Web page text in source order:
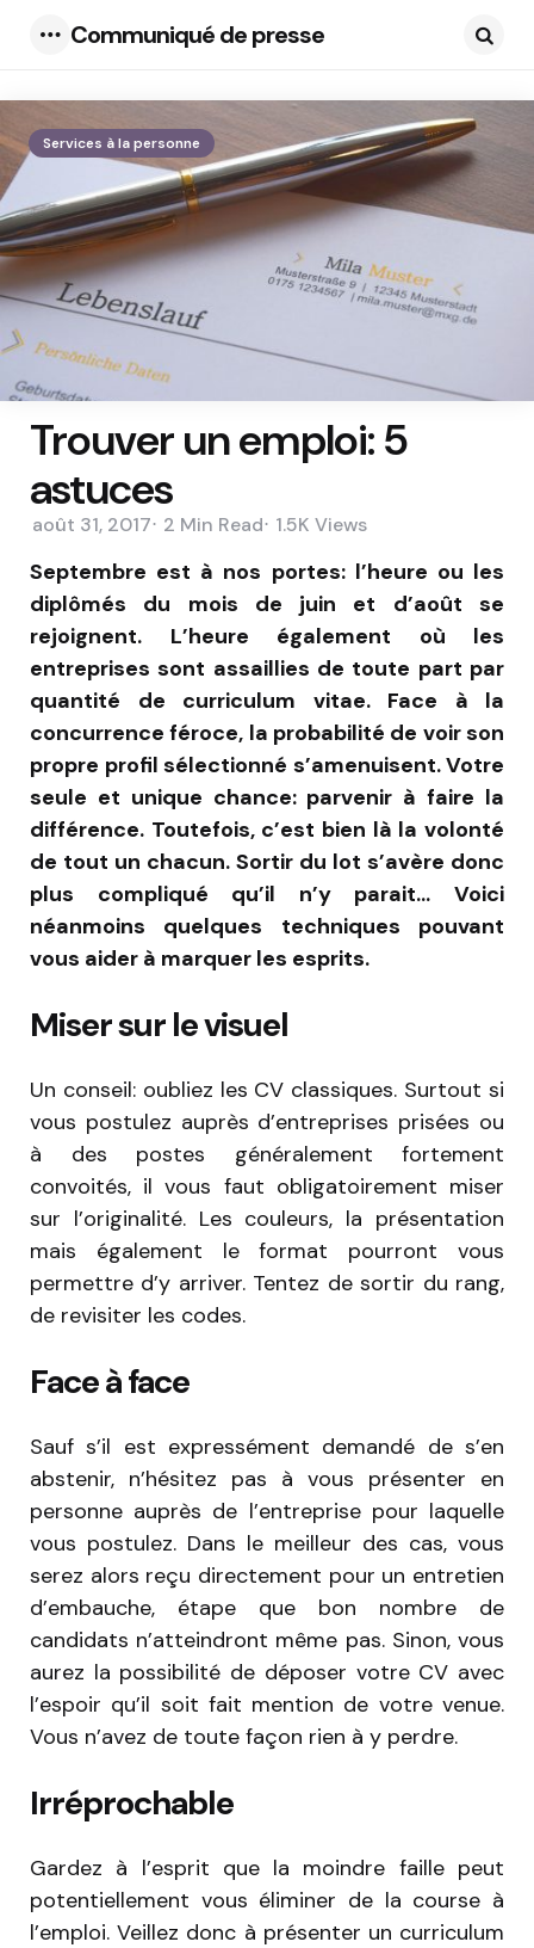
Communiqué de presse
Services à la personne
Trouver un emploi: 5
astuces
août 31, 2017 2 Min Read 1.5K Views
Septembre est à nos portes: l’heure ou les
diplômés du mois de juin et d’août se
rejoignent. L’heure également où les
entreprises sont assaillies de toute part par
quantité de curriculum vitae. Face à la
concurrence féroce, la probabilité de voir son
propre profil sélectionné s’amenuisent. Votre
seule et unique chance: parvenir à faire la
différence. Toutefois, c’est bien là la volonté
de tout un chacun. Sortir du lot s’avère donc
plus compliqué qu’il n’y parait… Voici
néanmoins quelques techniques pouvant
vous aider à marquer les esprits.
Miser sur le visuel
Un conseil: oubliez les CV classiques. Surtout si
vous postulez auprès d’entreprises prisées ou
à des postes généralement fortement
convoités, il vous faut obligatoirement miser
sur l’originalité. Les couleurs, la présentation
mais également le format pourront vous
permettre d’y arriver. Tentez de sortir du rang,
de revisiter les codes.
Face à face
Sauf s’il est expressément demandé de s’en
abstenir, n’hésitez pas à vous présenter en
personne auprès de l’entreprise pour laquelle
vous postulez. Dans le meilleur des cas, vous
serez alors reçu directement pour un entretien
d’embauche, étape que bon nombre de
candidats n’atteindront même pas. Sinon, vous
aurez la possibilité de déposer votre CV avec
l’espoir qu’il soit fait mention de votre venue.
Vous n’avez de toute façon rien à y perdre.
Irréprochable
Gardez à l’esprit que la moindre faille peut
potentiellement vous éliminer de la course à
l’emploi. Veillez donc à présenter un curriculum